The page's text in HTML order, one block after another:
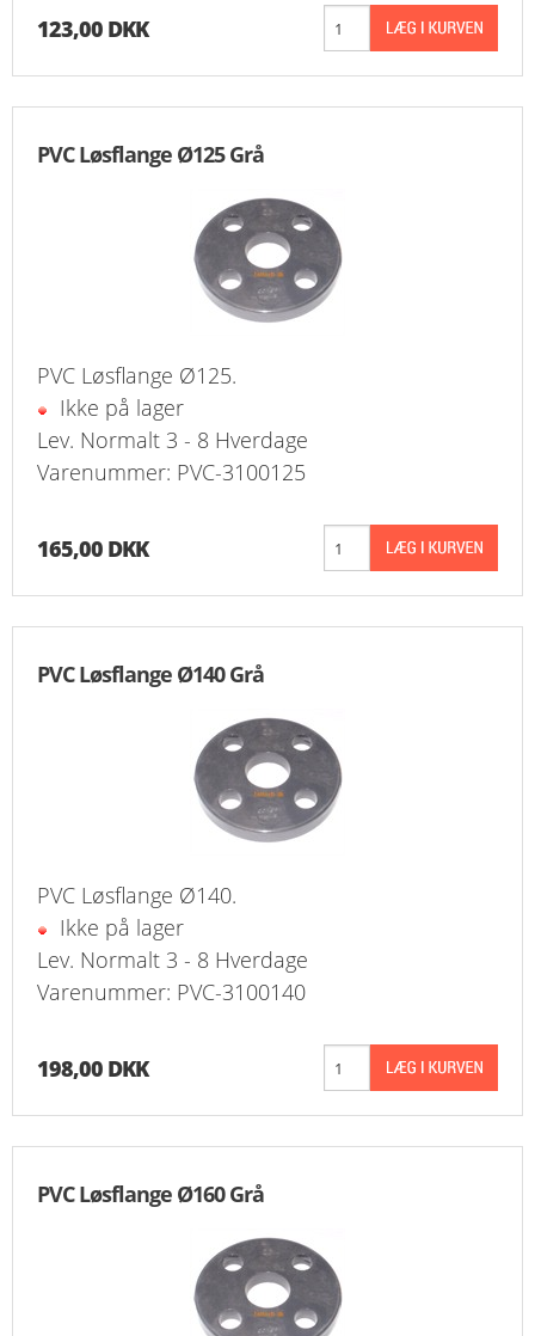
123,00 DKK
PVC Løsflange Ø125 Grå
PVC Løsflange Ø125.
Ikke på lager
Lev. Normalt 3 - 8 Hverdage
Varenummer: PVC-3100125
165,00 DKK
PVC Løsflange Ø140 Grå
PVC Løsflange Ø140.
Ikke på lager
Lev. Normalt 3 - 8 Hverdage
Varenummer: PVC-3100140
198,00 DKK
PVC Løsflange Ø160 Grå